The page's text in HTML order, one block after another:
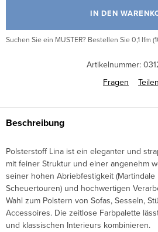
IN DEN
Suchen Sie ein MUSTER? Bestellen Sie 0,1 lfm
Artikelnummer:
Fragen
Teilen
Beschreibung
Polsterstoff Lina ist ein eleganter und
mit feiner Struktur und einer angenehm
seiner hohen Abriebfestigkeit
Scheuertouren) und hochwertigen
Wahl zum Polstern von Sofas, Sesseln,
Accessoires. Die zeitlose Farbpalette
und klassischen Interieurs kombinieren.